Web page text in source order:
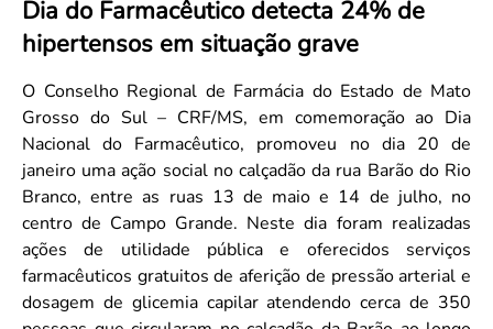
Convenção Coletiva 2025/2026 – Piso salarial Farmácias e Drogaria
Consulta de Farmacêuticos e Estabelecimentos Inscritos no CRF/MS
Saúde Pública e Indígena
Calendário Eleitoral
Candidatos
Votação
Dúvidas Frequentes
Eleições Anteriores
Dia do Farmacêutico detecta 24% de
hipertensos em situação grave
O Conselho Regional de Farmácia do Estado de Mato
Grosso do Sul – CRF/MS, em comemoração ao Dia
Nacional do Farmacêutico, promoveu no dia 20 de
janeiro uma ação social no calçadão da rua Barão do Rio
Branco, entre as ruas 13 de maio e 14 de julho, no
centro de Campo Grande. Neste dia foram realizadas
ações de utilidade pública e oferecidos serviços
farmacêuticos gratuitos de aferição de pressão arterial e
dosagem de glicemia capilar atendendo cerca de 350